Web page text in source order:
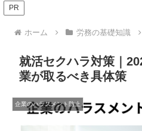
PR
ホーム 労務の基礎知識
就活セクハラ対策｜
業が取るべき具体策
企業のハラスメント防止